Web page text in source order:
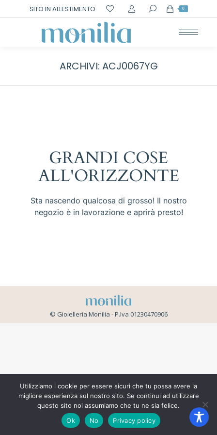
SITO IN ALLESTIMENTO Cerca: 0
ARCHIVI: ACJ0067YG
GRANDI COSE
ALL'ORIZZONTE
Sta nascendo qualcosa di grosso! Il nostro
negozio è in lavorazione e aprirà presto!
© Gioielleria Monilia - P.Iva 01230470906
Utilizziamo i cookie per essere sicuri che tu possa avere la
migliore esperienza sul nostro sito. Se continui ad utilizzare
questo sito noi assumiamo che tu ne sia felice.
Ok
No Privacy policy